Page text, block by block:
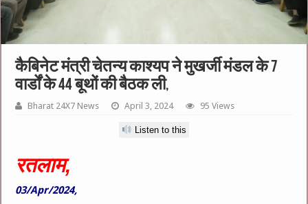
कैबिनेट मंत्री चेतन्य काश्यप ने मुखर्जी मंडल के 7
वार्डों के 44 बूथों की बैठक ली,
Bharat 24X7 News April 3, 2024 95 Views
Listen to this
रतलाम,
03/Apr/2024,